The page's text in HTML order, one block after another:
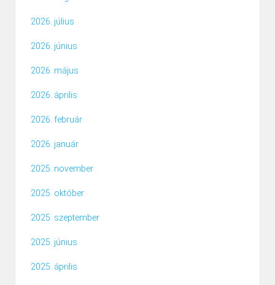
2026. július
2026. június
2026. május
2026. április
2026. február
2026. január
2025. november
2025. október
2025. szeptember
2025. június
2025. április